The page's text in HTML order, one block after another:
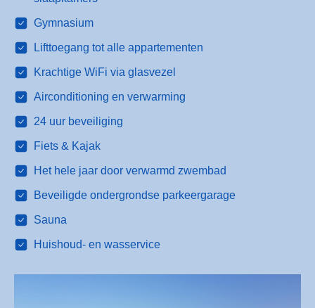
Gymnasium
Lifttoegang tot alle appartementen
Krachtige WiFi via glasvezel
Airconditioning en verwarming
24 uur beveiliging
Fiets & Kajak
Het hele jaar door verwarmd zwembad
Beveiligde ondergrondse parkeergarage
Sauna
Huishoud- en wasservice